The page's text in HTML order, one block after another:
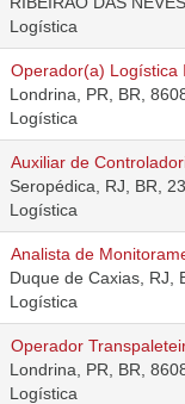
Logística
Operador(a) Logística
Londrina, PR, BR,
Logística
Auxiliar de
Seropédica, RJ, BR,
Logística
Analista de
Duque de Caxias, RJ,
Logística
Operador
Londrina, PR, BR,
Logística